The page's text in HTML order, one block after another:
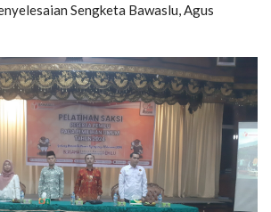
Sengketa Bawaslu, Agus